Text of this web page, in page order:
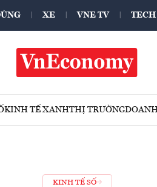
XE VNE TV TECH
KINH TẾ XANHTHỊ TRƯỜNG
KINH TẾ SỐ